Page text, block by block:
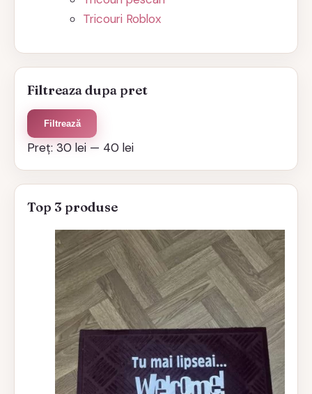
Tricouri Roblox
Filtreaza dupa pret
Preț
minim
Preț
maxim
Filtrează
Preț:30 lei — 40 lei
Top 3 produse